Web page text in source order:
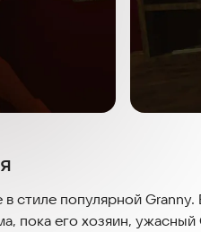
стиле популярной
пока его хозяин, ужасный